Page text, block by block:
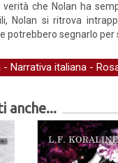
che Nolan ha
Nolan si ritrova
potrebbero segnarlo per
- Narrativa italiana -
anche...